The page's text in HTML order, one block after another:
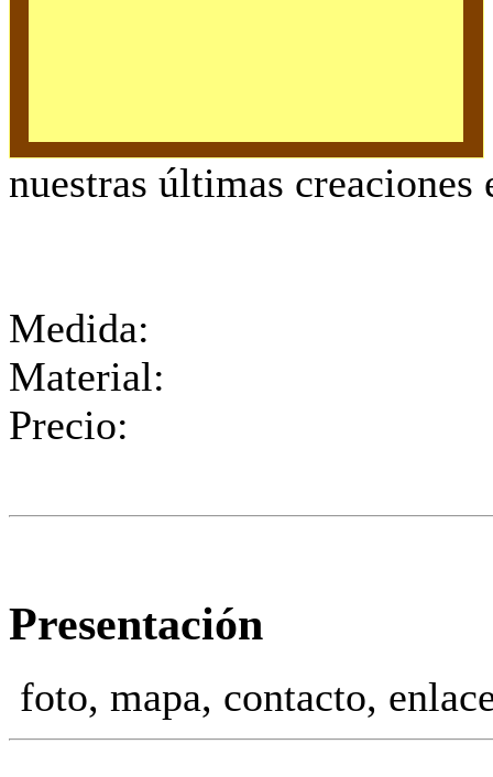
nuestras últimas creaciones
Medida:
Material:
Precio:
Presentación
foto, mapa, contacto,